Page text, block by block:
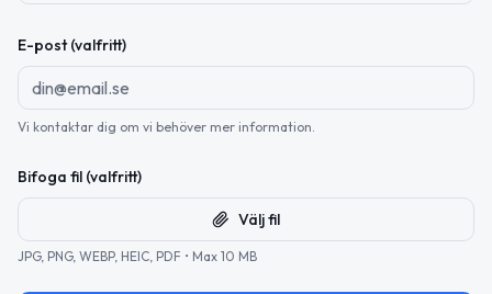
E-post (valfritt)
Vi kontaktar dig om vi behöver mer information.
Bifoga fil (valfritt)
Välj fil
JPG, PNG, WEBP, HEIC, PDF • Max 10 MB